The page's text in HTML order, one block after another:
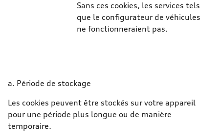
Sans ces cookies, les services tels
que le configurateur de véhicules
ne fonctionneraient pas.
a. Période de stockage
Les cookies peuvent être stockés sur votre appareil
pour une période plus longue ou de manière
temporaire.